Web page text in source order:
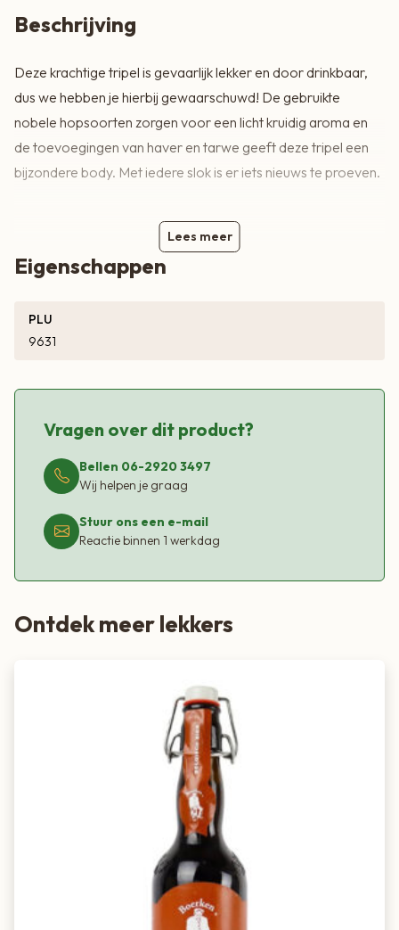
Beschrijving
Deze krachtige tripel is gevaarlijk lekker en door drinkbaar,
dus we hebben je hierbij gewaarschuwd! De gebruikte
nobele hopsoorten zorgen voor een licht kruidig aroma en
de toevoegingen van haver en tarwe geeft deze tripel een
bijzondere body. Met iedere slok is er iets nieuws te proeven.
Lees meer
Eigenschappen
PLU
9631
Vragen over dit product?
Bellen 06-2920 3497
Wij helpen je graag
Stuur ons een e-mail
Reactie binnen 1 werkdag
Ontdek meer lekkers